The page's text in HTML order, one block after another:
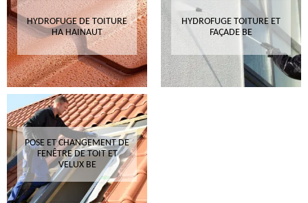
HYDROFUGE DE TOITURE
HA HAINAUT
HYDROFUGE TOITURE ET
FAÇADE BE
POSE ET CHANGEMENT DE
FENÊTRE DE TOIT ET
VELUX BE